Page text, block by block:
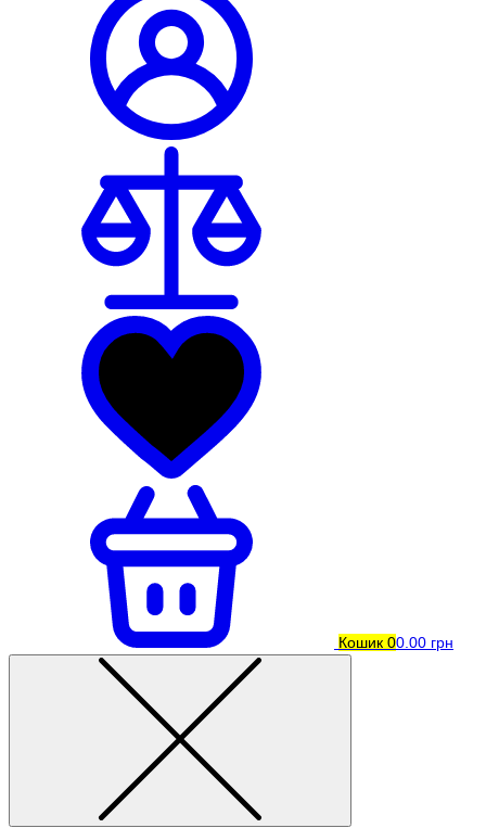
Кошик 00.00 грн